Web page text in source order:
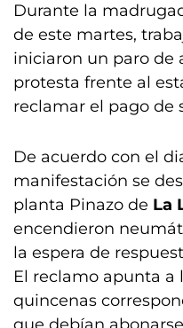
Durante la
de este martes,
iniciaron un paro de
protesta frente al
reclamar el pago de
De acuerdo con el
manifestación se
planta Pinazo de La
encendieron
la espera de
El reclamo apunta a
quincenas